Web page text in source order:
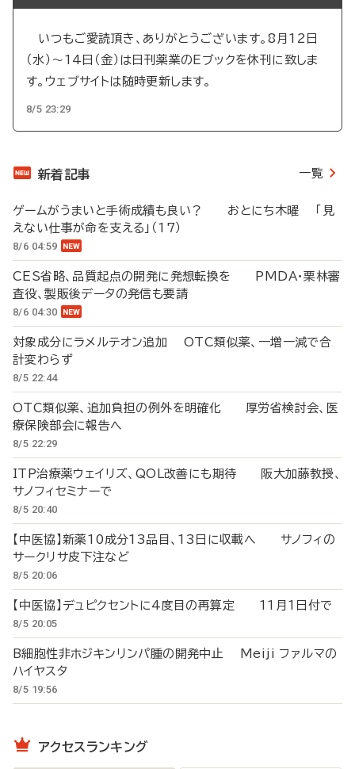
いつもご愛読頂き、ありがとうございます。8月12日
（水）～14日（金）は日刊薬業のEブックを休刊に致しま
す。ウェブサイトは随時更新します。
8/5 23:29
新着記事 一覧
ゲームがうまいと手術成績も良い？ おとにち木曜 「見
えない仕事が命を支える」（17）
8/6 04:59
CES省略、品質起点の開発に発想転換を PMDA・栗林審
査役、製販後データの発信も要請
8/6 04:30
対象成分にラメルテオン追加 OTC類似薬、一増一減で合
計変わらず
8/5 22:44
OTC類似薬、追加負担の例外を明確化 厚労省検討会、医
療保険部会に報告へ
8/5 22:29
ITP治療薬ウェイリズ、QOL改善にも期待 阪大加藤教授、
サノフィセミナーで
8/5 20:40
【中医協】新薬10成分13品目、13日に収載へ サノフィの
サークリサ皮下注など
8/5 20:06
【中医協】デュピクセントに4度目の再算定 11月1日付で
8/5 20:05
B細胞性非ホジキンリンパ腫の開発中止 Meiji ファルマの
ハイヤスタ
8/5 19:56
アクセスランキング